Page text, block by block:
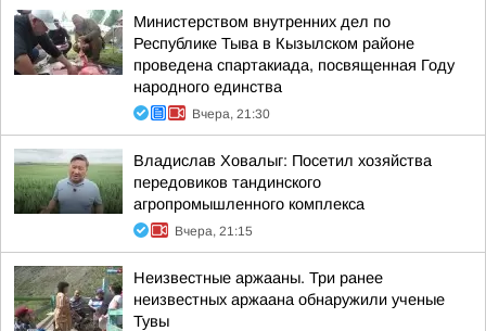
Министерством внутренних дел по
Республике Тыва в Кызылском районе
проведена спартакиада, посвященная Году
народного единства
Вчера, 21:30
Владислав Ховалыг: Посетил хозяйства
передовиков тандинского
агропромышленного комплекса
Вчера, 21:15
Неизвестные аржааны. Три ранее
неизвестных аржаана обнаружили ученые
Тувы